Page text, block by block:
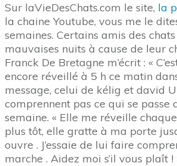
Sur laVieDesChats.com le site, la
la chaine Youtube, vous me le
semaines. Certains amis des
mauvaises nuits à cause de leur
Franck De Bretagne m’écrit : «
encore réveillé à 5 h ce matin
message, celui de kélig et david
comprennent pas ce qui se passe
semaine. « Elle me réveille
plus tôt, elle gratte à ma porte
ouvre . J’essaie de lui faire
marche . Aidez moi s’il vous plaît !